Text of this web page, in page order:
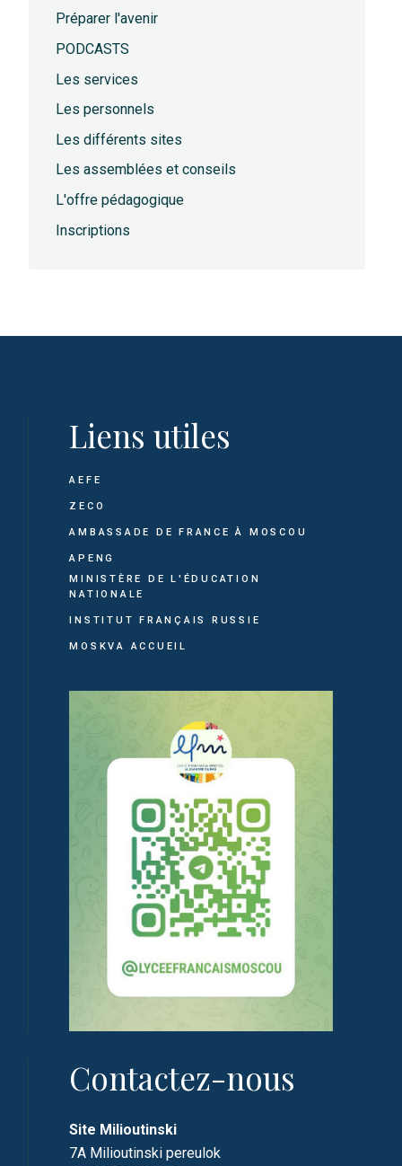
Préparer l'avenir
PODCASTS
Les services
Les personnels
Les différents sites
Les assemblées et conseils
L'offre pédagogique
Inscriptions
Liens utiles
AEFE
ZECO
AMBASSADE DE FRANCE À MOSCOU
APENG
MINISTÈRE DE L'ÉDUCATION
NATIONALE
INSTITUT FRANÇAIS RUSSIE
MOSKVA ACCUEIL
Contactez-nous
Site Milioutinski
7A Milioutinski pereulok